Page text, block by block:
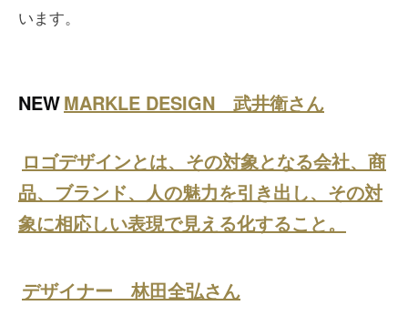
います。
NEWMARKLE DESIGN 武井衛さん
ロゴデザインとは、その対象となる会社、商
品、ブランド、人の魅力を引き出し、その対
象に相応しい表現で見える化すること。
デザイナー 林田全弘さん